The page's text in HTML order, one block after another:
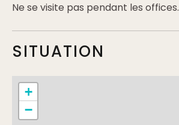
Ne se visite pas pendant les offices.
SITUATION
+
−